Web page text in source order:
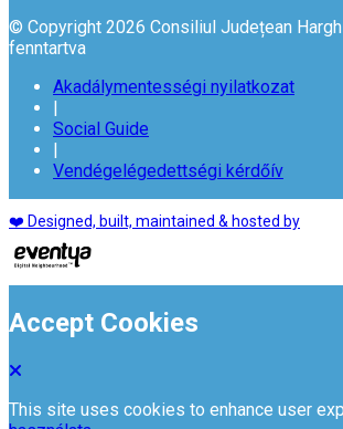
© Copyright 2026 Consiliul Județean
fenntartva
Akadálymentességi nyilatkozat
|
Social Guide
|
Vendégelégedettségi kérdőív
❤️ Designed, built, maintained & hosted by
Accept Cookies
This site uses cookies to enhance user